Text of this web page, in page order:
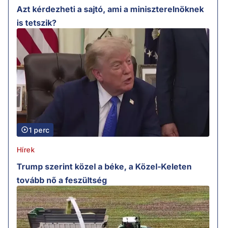
Azt kérdezheti a sajtó, ami a miniszterelnöknek
is tetszik?
1 perc
Hírek
Trump szerint közel a béke, a Közel-Keleten
tovább nő a feszültség